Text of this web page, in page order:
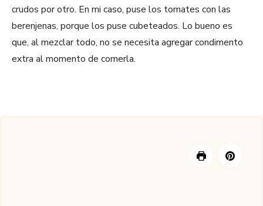
crudos por otro. En mi caso, puse los tomates con las
berenjenas, porque los puse cubeteados. Lo bueno es
que, al mezclar todo, no se necesita agregar condimento
extra al momento de comerla.